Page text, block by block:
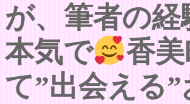
が、筆者の経
本気で
香
て”出会える”